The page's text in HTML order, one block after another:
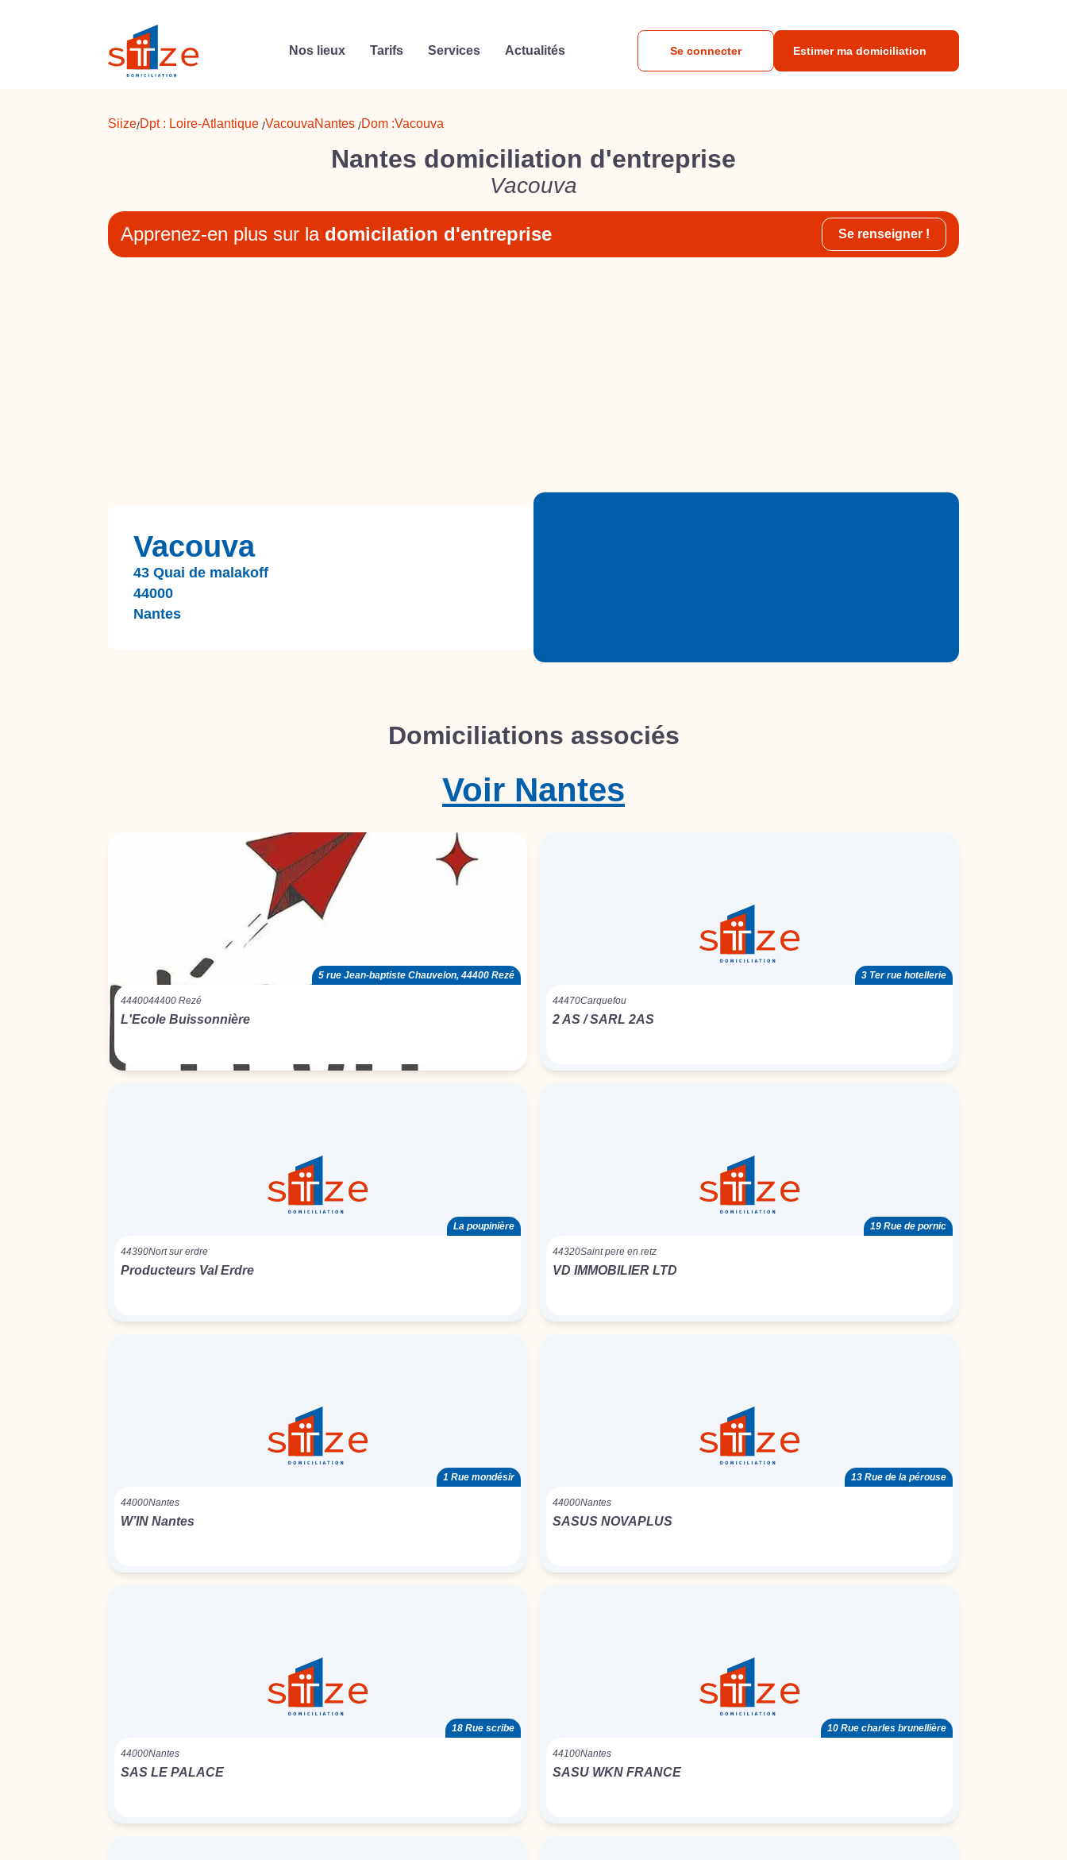
Nos lieux Tarifs Services Actualités Se connecter Estimer ma domiciliation
Siize/Dpt : Loire-Atlantique /VacouvaNantes /Dom :Vacouva
Nantes domiciliation d'entreprise
Vacouva
Apprenez-en plus sur la domicilation d'entreprise Se renseigner !
Vacouva
43 Quai de malakoff
44000
Nantes
Domiciliations associés
Nantes
Voir
5 rue Jean-baptiste Chauvelon, 44400 Rezé
4440044400 Rezé
L'Ecole Buissonnière
3 Ter rue hotellerie
44470Carquefou
2 AS / SARL 2AS
La poupinière
44390Nort sur erdre
Producteurs Val Erdre
19 Rue de pornic
44320Saint pere en retz
VD IMMOBILIER LTD
1 Rue mondésir
44000Nantes
W’IN Nantes
13 Rue de la pérouse
44000Nantes
SASUS NOVAPLUS
18 Rue scribe
44000Nantes
SAS LE PALACE
10 Rue charles brunellière
44100Nantes
SASU WKN FRANCE